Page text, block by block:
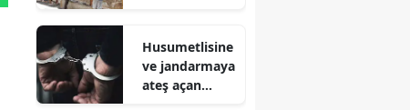
Husumetlisine
ve jandarmaya
ateş açan